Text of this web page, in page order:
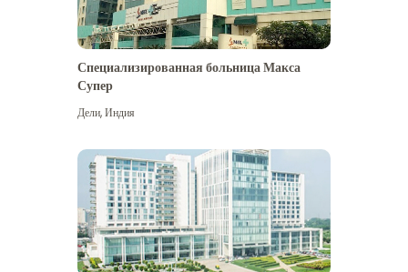
Специализированная больница Макса
Супер
Дели,Индия